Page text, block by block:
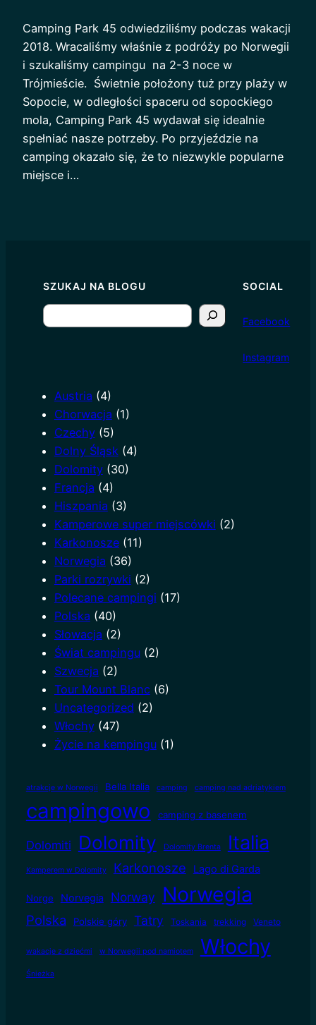
Camping Park 45 odwiedziliśmy podczas wakacji
2018. Wracaliśmy właśnie z podróży po Norwegii
i szukaliśmy campingu na 2-3 noce w
Trójmieście. Świetnie położony tuż przy plaży w
Sopocie, w odległości spaceru od sopockiego
mola, Camping Park 45 wydawał się idealnie
spełniać nasze potrzeby. Po przyjeździe na
camping okazało się, że to niezwykle popularne
miejsce i…
SZUKAJ NA BLOGU
S
e
SOCIAL
Facebook
Instagram
Austria (4)
Chorwacja (1)
Czechy(5)
Dolny Śląsk(4)
Dolomity(30)
Francja (4)
Hiszpania (3)
Kamperowe super miejscówki (2)
Karkonosze(11)
Norwegia (36)
Parki rozrywki (2)
Polecane campingi (17)
Polska (40)
Słowacja (2)
Świat campingu(2)
Szwecja (2)
Tour Mount Blanc(6)
Uncategorized (2)
Włochy(47)
Życie na kempingu(1)
atrakcje w Norwegii Bella Italia camping camping nad adriatykiem
campingowo camping z basenem
Dolomiti Dolomity Dolomity Brenta Italia
Kamperem w Dolomity Karkonosze Lago di Garda
Norge Norvegia Norway Norwegia
Polska Polskie góry Tatry Toskania trekking Veneto
wakacje z dziećmi w Norwegii pod namiotem Włochy
Śnieżka